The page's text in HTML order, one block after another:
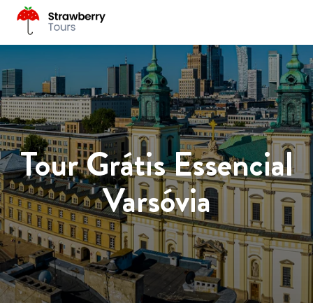
Tour Grátis Essencial
Varsóvia